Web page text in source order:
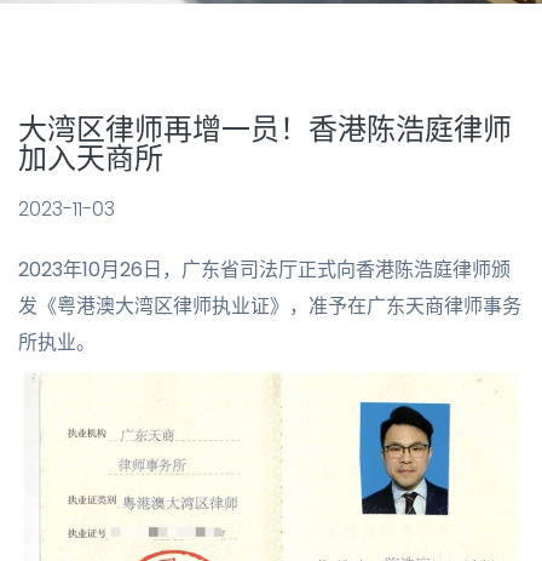
大湾区律师再增一员！香港陈浩庭律师
加入天商所
2023-11-03
2023年10月26日，广东省司法厅正式向香港陈浩庭律师颁
发《粤港澳大湾区律师执业证》，准予在广东天商律师事务
所执业。